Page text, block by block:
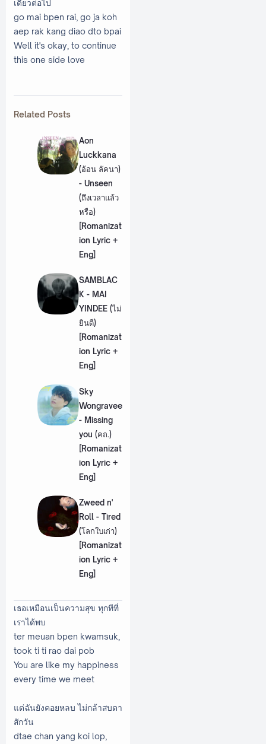
เดียวต่อไป
go mai bpen rai, go ja koh
aep rak kang diao dto bpai
Well it's okay, to continue
this one side love
Related Posts
Aon
Luckkana
(อ้อน ลัคนา)
- Unseen
(ถึงเวลาแล้ว
หรือ)
[Romanizat
ion Lyric +
Eng]
SAMBLAC
K - MAI
YINDEE (ไม่
ยินดี)
[Romanizat
ion Lyric +
Eng]
Sky
Wongravee
- Missing
you (คถ.)
[Romanizat
ion Lyric +
Eng]
Zweed n'
Roll - Tired
(โลกใบเก่า)
[Romanizat
ion Lyric +
Eng]
เธอเหมือนเป็นความสุข ทุกทีที่
เราได้พบ
ter meuan bpen kwamsuk,
took ti ti rao dai pob
You are like my happiness
every time we meet
แต่ฉันยังคอยหลบ ไม่กล้าสบตา
สักวัน
dtae chan yang koi lop,